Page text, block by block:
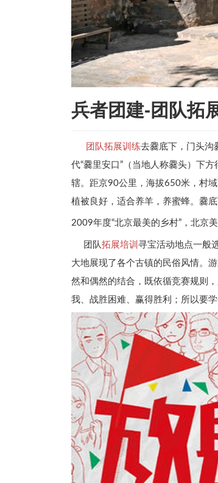
兵者团建-团队拓
团队拓展训练去爨底下，门头沟
代“爨里安口”（当地人称爨头）下
辖。距京90公里，海拔650米，村
植被良好，适合养羊，养蜜蜂。爨底
2009年度“北京最美的乡村”，北京
团队拓展培训 寻宝活动地点一般
大地展现了各个古镇的民俗风情。
然和偶然的结合，既依循竞赛规则
我、战胜困难、赢得胜利；所以要